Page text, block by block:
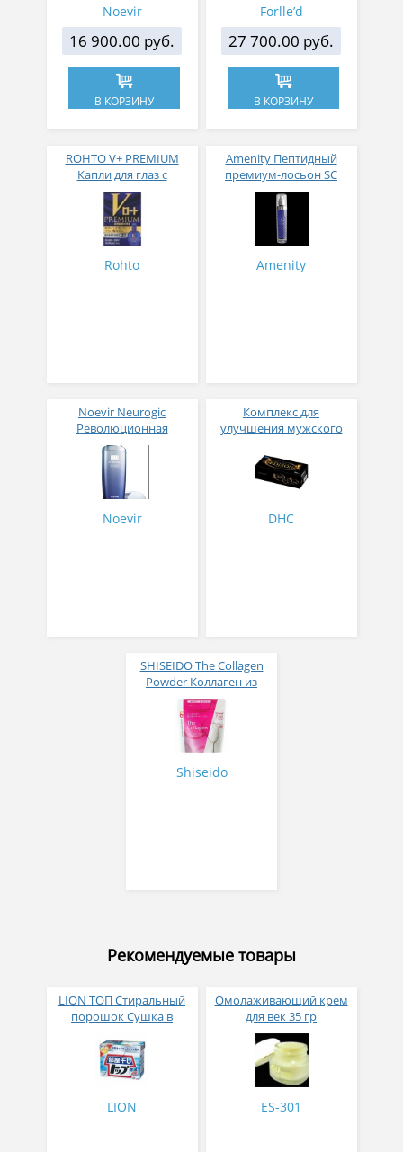
Noevir
16 900.00 руб.
В КОРЗИНУ
Forlle’d
27 700.00 руб.
В КОРЗИНУ
ROHTO V+ PREMIUM
Капли для глаз с
усиленной формулой 15
мл
Rohto
Amenity Пептидный
премиум-лосьон SC
Beaute premium lotion
120 мл
Amenity
Noevir Neurogic
Революционная
омолаживающая
сыворотка с
лактобактериями 50 гр
Noevir
Комплекс для
улучшения мужского
таблеток(30 пакетиков
по 6 таблеток)
DHC
SHISEIDO The Collagen
Powder Коллаген из
рыбы 5000 мг 126 гр
Shiseido
Рекомендуемые товары
LION ТОП Стиральный
порошок Сушка в
гр
LION
Омолаживающий крем
для век 35 гр
ES-301